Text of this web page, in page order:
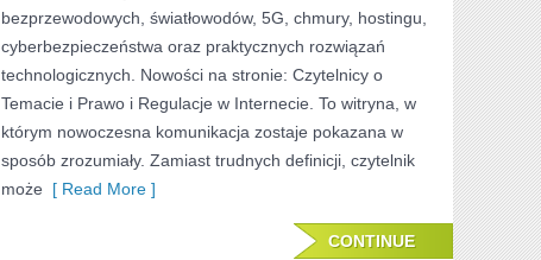
bezprzewodowych, światłowodów, 5G, chmury, hostingu,
cyberbezpieczeństwa oraz praktycznych rozwiązań
technologicznych. Nowości na stronie: Czytelnicy o
Temacie i Prawo i Regulacje w Internecie. To witryna, w
którym nowoczesna komunikacja zostaje pokazana w
sposób zrozumiały. Zamiast trudnych definicji, czytelnik
może [ Read More ]
CONTINUE